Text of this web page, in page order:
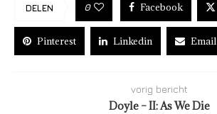
DELEN 0 Facebook
Pinterest Linkedin Email
vorig bericht
Doyle – II: As We Die